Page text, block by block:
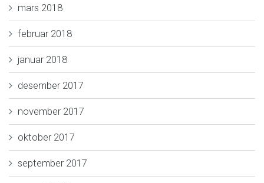
mars 2018
februar 2018
januar 2018
desember 2017
november 2017
oktober 2017
september 2017